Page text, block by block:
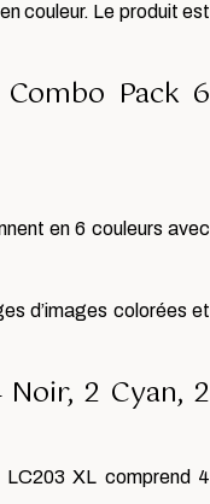
couleur. Le produit est
Pack 6
en 6 couleurs avec
d’images colorées et
2 Cyan, 2
XL comprend 4